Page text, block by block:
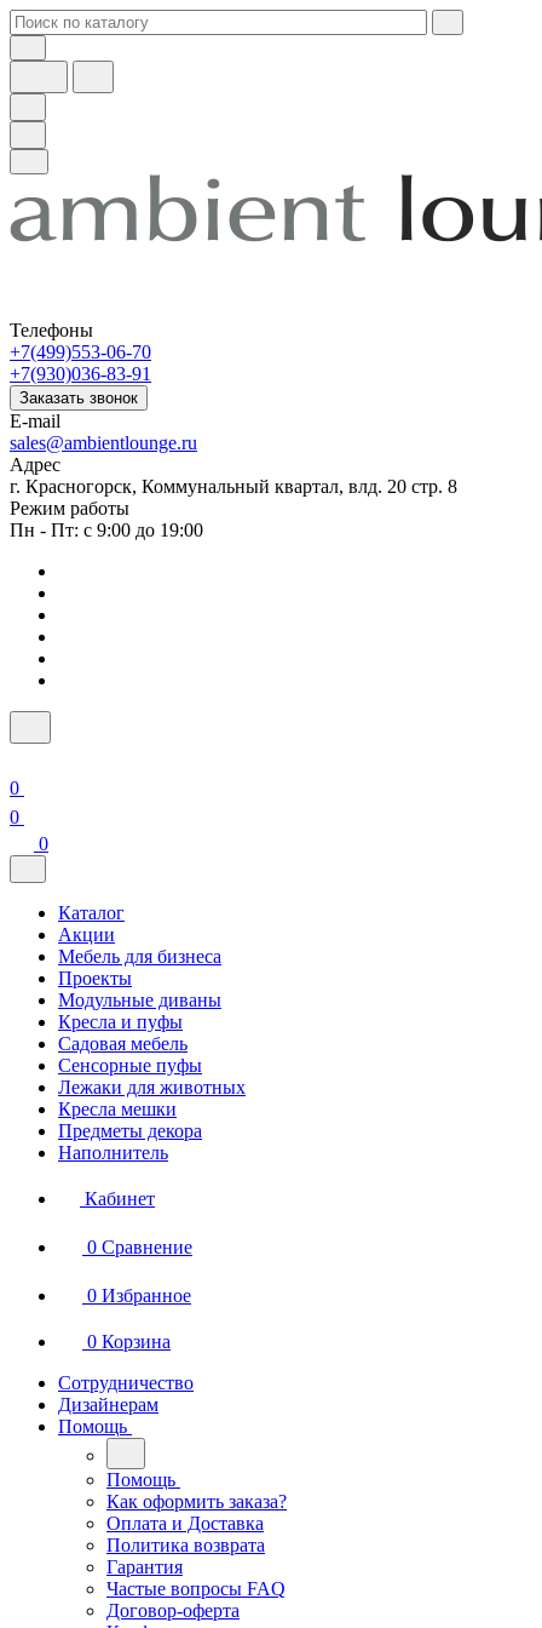
Телефоны
+7(499)553-06-70
+7(930)036-83-91
Заказать звонок
E-mail
sales@ambientlounge.ru
Адрес
г. Красногорск, Коммунальный квартал, влд. 20 стр. 8
Режим работы
Пн - Пт: с 9:00 до 19:00
0
0
0
Каталог
Акции
Мебель для бизнеса
Проекты
Модульные диваны
Кресла и пуфы
Садовая мебель
Сенсорные пуфы
Лежаки для животных
Кресла мешки
Предметы декора
Наполнитель
Кабинет
0 Сравнение
0 Избранное
0 Корзина
Сотрудничество
Дизайнерам
Помощь
Помощь
Как оформить заказа?
Оплата и Доставка
Политика возврата
Гарантия
Частые вопросы FAQ
Договор-оферта